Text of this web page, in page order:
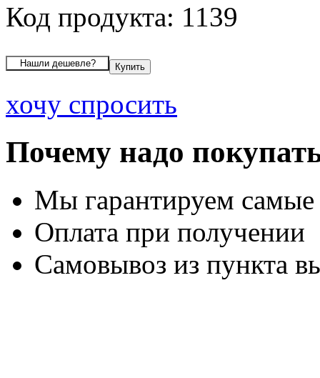
Код продукта: 1139
хочу спросить
Почему надо
Мы гарантируем
Оплата при получении
Самовывоз из пункта